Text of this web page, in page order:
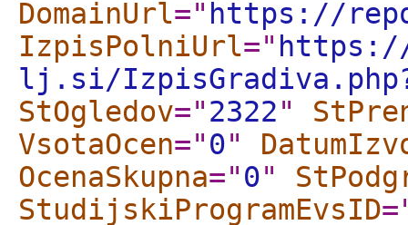
DomainUrl=" https://
IzpisPolniUrl="
lj.si/
StOgledov="2322"
VsotaOcen="0"
OcenaSkupna="0"
StudijskiProgramEvsID